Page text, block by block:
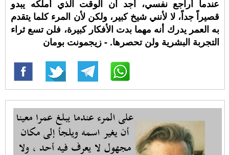
عندما أراجع نفسي، أجد أن الوقت الذي أملكه يبدو
قصيراً جداً، لا لأنني شيخ كبير، ولكن لأن المرء كلما يتقدم
به العمر يدرك أنه مهما بدت الأفكار كبيرة، فلن تسع ثراء
التجربة البشرية ولن تحصرها. - زيجمونت بومان